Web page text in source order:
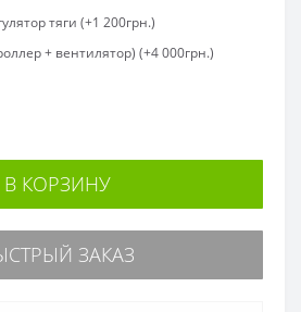
тяги (+1 200грн.)
+ вентилятор) (+4 000грн.)
В КОРЗИНУ
ЗАКАЗ